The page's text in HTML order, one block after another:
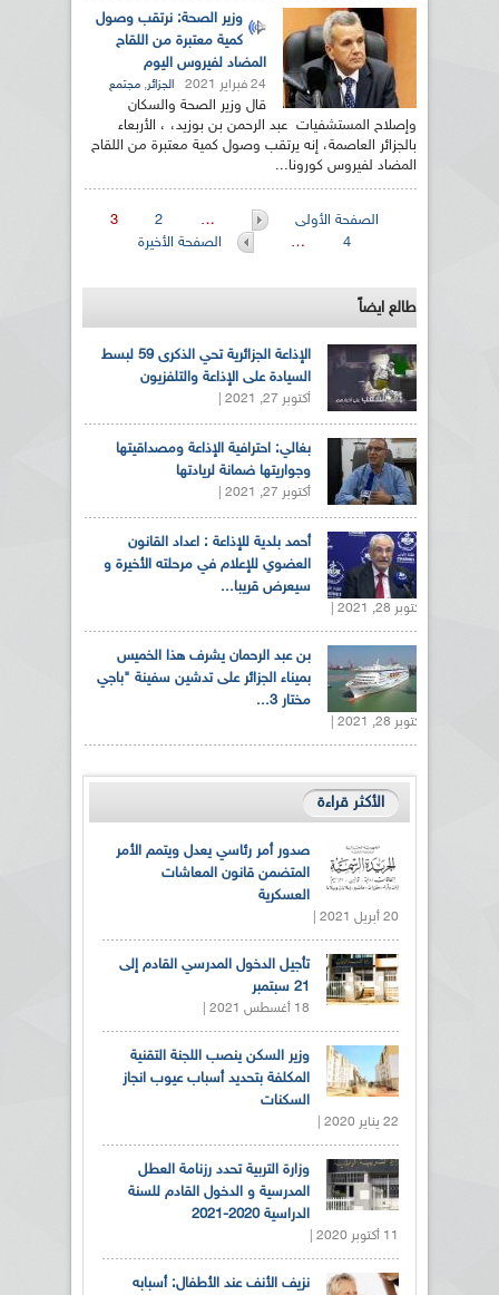
وزير الصحة: نرتقب وصول
كمية معتبرة من اللقاح
المضاد لفيروس اليوم
24 فبراير 2021 الجزائر, مجتمع
قال وزير الصحة والسكان
وإصلاح المستشفيات عبد الرحمن بن بوزيد، ، الأربعاء
بالجزائر العاصمة، إنه يرتقب وصول كمية معتبرة من اللقاح
المضاد لفيروس كورونا...
الصفحات
الصفحة الأولى …
2
3
4
… الصفحة الأخيرة
طالع ايضاً
الإذاعة الجزائرية تحي الذكرى 59 لبسط
السيادة على الإذاعة والتلفزيون
أكتوبر 27, 2021 |
بغالي: احترافية الإذاعة ومصداقيتها
وجواريتها ضمانة لريادتها
أكتوبر 27, 2021 |
أحمد بلدية للإذاعة : اعداد القانون
العضوي للإعلام في مرحلته الأخيرة و
سيعرض قريبا...
أكتوبر 28, 2021 |
بن عبد الرحمان يشرف هذا الخميس
بميناء الجزائر على تدشين سفينة "باجي
مختار 3...
أكتوبر 28, 2021 |
الأكثر قراءة
صدور أمر رئاسي يعدل ويتمم الأمر
المتضمن قانون المعاشات
العسكرية
20 أبريل 2021 |
تأجيل الدخول المدرسي القادم إلى
21 سبتمبر
18 أغسطس 2021 |
وزير السكن ينصب اللجنة التقنية
المكلفة بتحديد أسباب عيوب انجاز
السكنات
22 يناير 2020 |
وزارة التربية تحدد رزنامة العطل
المدرسية و الدخول القادم للسنة
الدراسية 2020-2021
11 أكتوبر 2020 |
نزيف الأنف عند الأطفال: أسبابه